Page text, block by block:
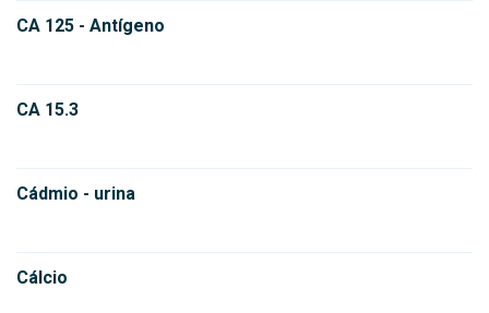
CA 125 - Antígeno
CA 15.3
Cádmio - urina
Cálcio